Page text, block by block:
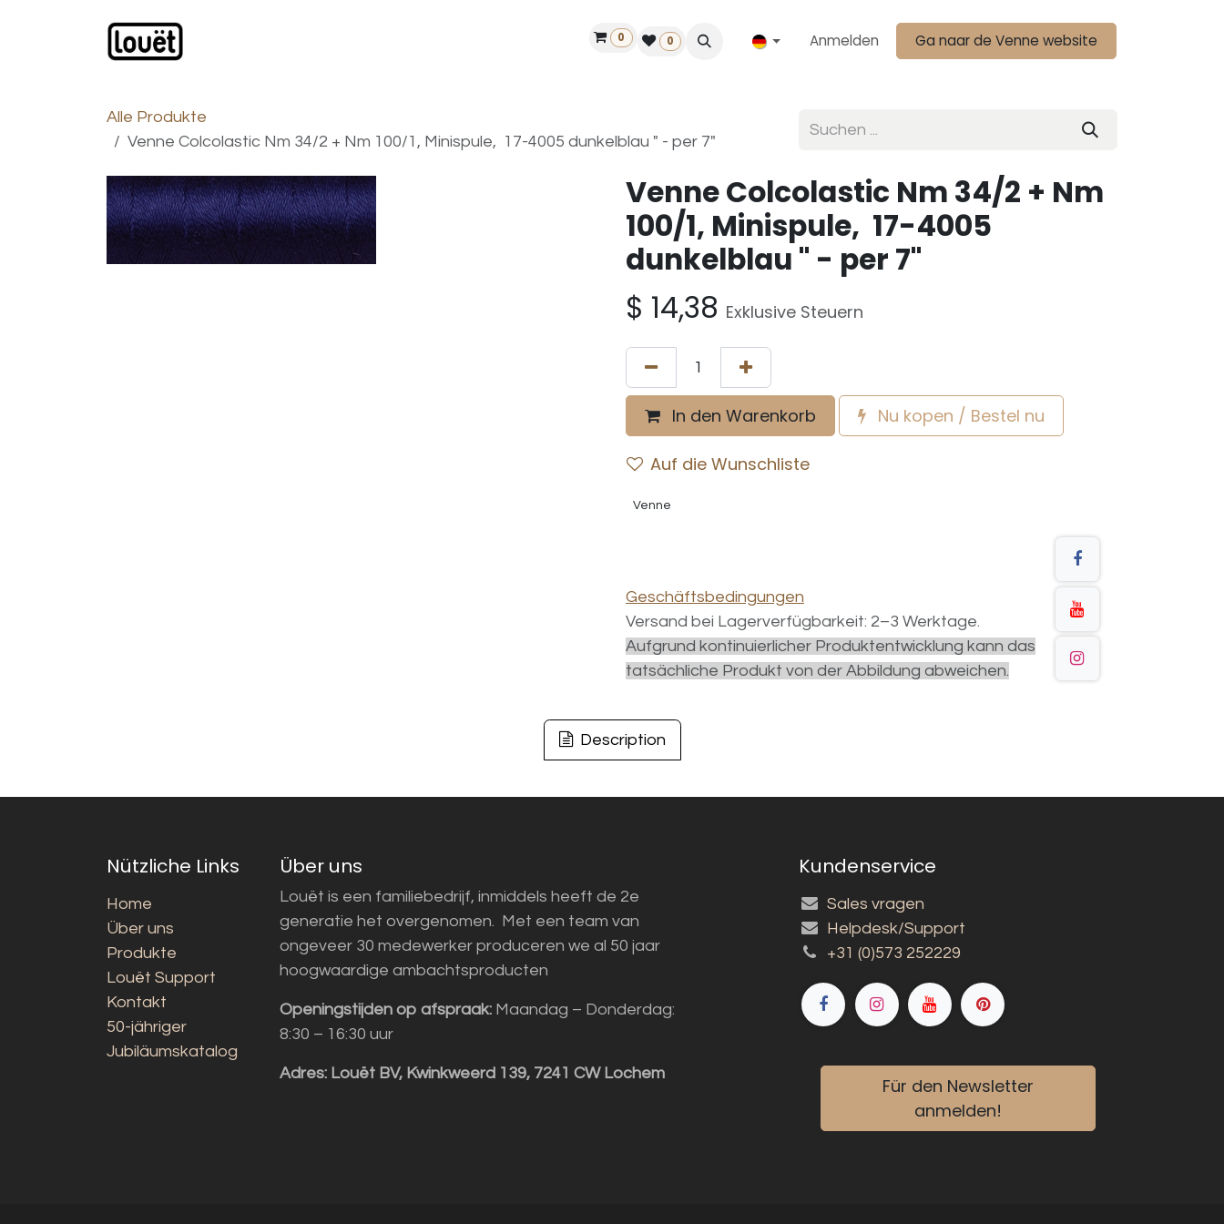
Finde einen Händler
0 0 Anmelden Ga naar de Venne website
Alle Produkte
Venne Colcolastic Nm 34/2 + Nm 100/1, Minispule, 17-4005 dunkelblau " - per 7"
Venne Colcolastic Nm 34/2 + Nm
100/1, Minispule, 17-4005
dunkelblau " - per 7"
$ 14,38 Exklusive Steuern
In den Warenkorb Nu kopen / Bestel nu
Auf die Wunschliste
Venne
Geschäftsbedingungen
Versand bei Lagerverfügbarkeit: 2–3 Werktage.
Aufgrund kontinuierlicher Produktentwicklung kann das
tatsächliche Produkt von der Abbildung abweichen.
Description
Nützliche Links
Home
Über uns
Produkte
Louët Support
Kontakt
50-jähriger
Jubiläumskatalog
Über uns
Louët is een familiebedrijf, inmiddels heeft de 2e
generatie het overgenomen. Met een team van
ongeveer 30 medewerker produceren we al 50 jaar
hoogwaardige ambachtsproducten
Openingstijden op afspraak: Maandag – Donderdag:
8:30 – 16:30 uur
Adres: Louët BV, Kwinkweerd 139, 7241 CW Lochem
Kundenservice
Sales vragen
Helpdesk/Support
+31 (0)573 252229
Für den Newsletter
anmelden!